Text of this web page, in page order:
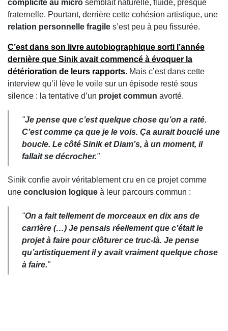
complicité au micro semblait naturelle, fluide, presque
fraternelle. Pourtant, derrière cette cohésion artistique, une
relation personnelle fragile s’est peu à peu fissurée.
C’est dans son livre autobiographique sorti l’année
dernière que Sinik avait commencé à évoquer la
détérioration de leurs rapports. Mais c’est dans cette
interview qu’il lève le voile sur un épisode resté sous
silence : la tentative d’un projet commun avorté.
"Je pense que c’est quelque chose qu’on a raté.
C’est comme ça que je le vois. Ça aurait bouclé une
boucle. Le côté Sinik et Diam’s, à un moment, il
fallait se décrocher."
Sinik confie avoir véritablement cru en ce projet comme
une conclusion logique à leur parcours commun :
"On a fait tellement de morceaux en dix ans de
carrière (…) Je pensais réellement que c’était le
projet à faire pour clôturer ce truc-là. Je pense
qu’artistiquement il y avait vraiment quelque chose
à faire."